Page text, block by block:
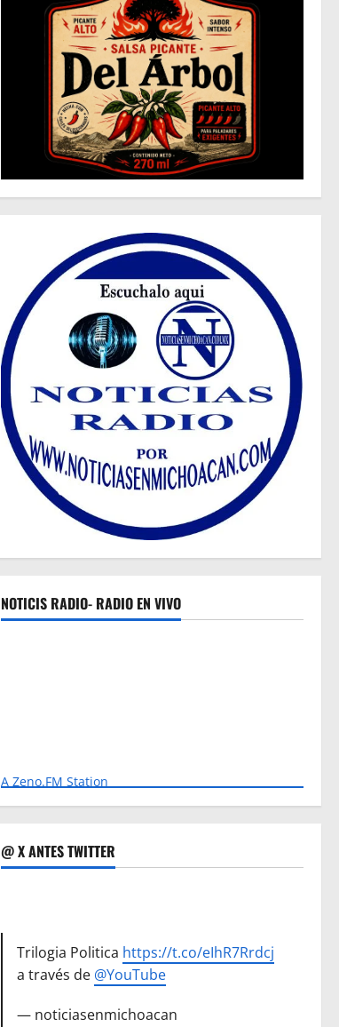
NOTICIS RADIO- RADIO EN VIVO
A Zeno.FM Station
@ X ANTES TWITTER
Trilogia Politica https://t.co/eIhR7Rrdcj
a través de @YouTube
— noticiasenmichoacan